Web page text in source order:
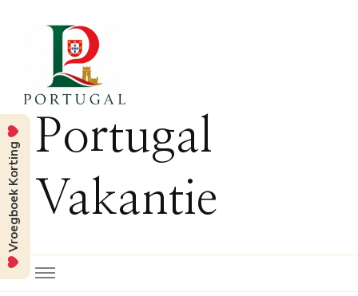
Portugal
Vakantie
Vroegboek Korting